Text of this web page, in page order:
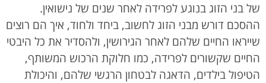
של בני הזוג בנוגע לפרידה לאחר שנים של נישואין.
ההסכם דורש מבני הזוג לחשוב, ביחד ולחוד, איך הם רוצים
שייראו החיים שלהם לאחר הגירושין, ולהסדיר את כל היבטי
החיים שקשורים לפרידה, כמו חלוקת הרכוש המשותף,
הטיפול בילדים, הדאגה לבטחון הרגשי שלהם, והיכולת